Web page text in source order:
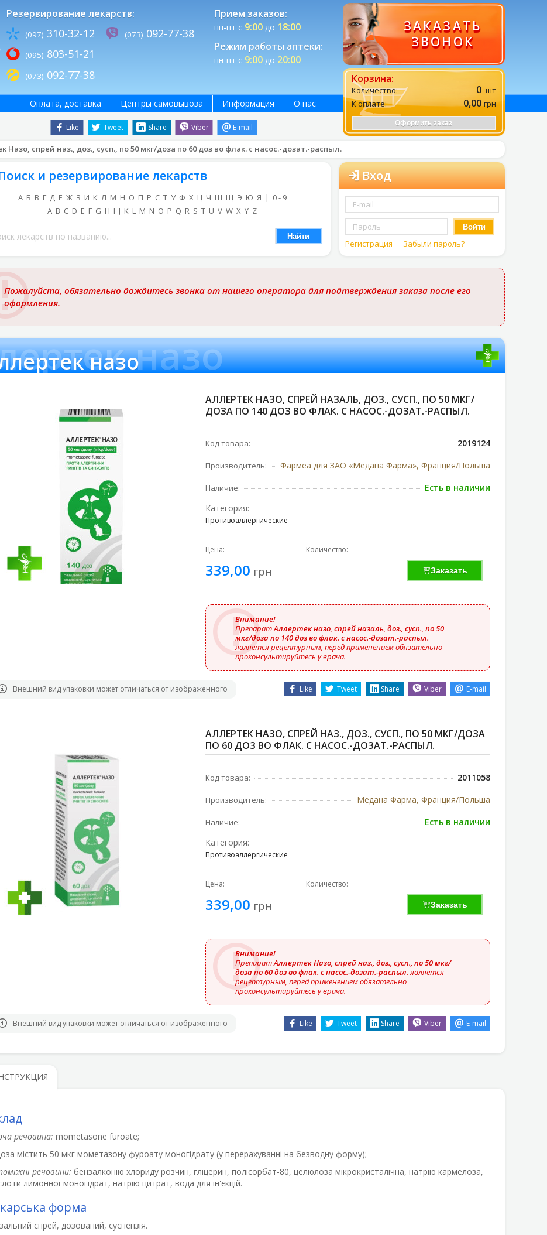
Резервирование лекарств:
(097) 310-32-12
(095) 803-51-21
(073) 092-77-38
(073) 092-77-38
Прием заказов:
пн-пт с 9:00до 18:00
Режим работы аптеки:
пн-пт с 9:00до 20:00
ЗАКАЗАТЬ
ЗВОНОК
Корзина:
Количество: 0 шт
К оплате:
0,00 грн
Оформить заказ
Like Tweet Share Viber E-mail
Оплата, доставка Центры самовывоза Информация О нас
Назо, спрей наз., доз., сусп., по 50 мкг/доза по 60 доз во флак. с насос.-дозат.-распыл.
и резервирование лекарств
А Б В Г Д Е Ж З И К Л М Н О П Р С Т У Ф Х Ц Ч Ш Щ Э Ю Я | 0 - 9
A B C D E F G H I J K L M N O P Q R S T U V W X Y Z
Найти
Вход
Войти
Регистрация Забыли пароль?
Пожалуйста, обязательно дождитесь звонка от нашего оператора для подтверждения заказа после его
оформления.
назо
назо
АЛЛЕРТЕК НАЗО, СПРЕЙ НАЗАЛЬ, ДОЗ., СУСП., ПО 50 МКГ/
ДОЗА ПО 140 ДОЗ ВО ФЛАК. С НАСОС.-ДОЗАТ.-РАСПЫЛ.
Код товара: 2019124
Производитель: Фармеа для ЗАО «Медана Фарма», Франция/Польша
Наличие:
Есть в наличии
Категория:
Противоаллергические
Цена:
339,00 грн
Количество:
Заказать
Внимание!
ПрепаратАллертек назо, спрей назаль, доз., сусп., по 50
мкг/доза по 140 доз во флак. с насос.-дозат.-распыл.
является рецептурным, перед применением обязательно
проконсультируйтесь у врача.
Внешний вид упаковки может отличаться от изображенного Like Tweet Share Viber E-mail
АЛЛЕРТЕК НАЗО, СПРЕЙ НАЗ., ДОЗ., СУСП., ПО 50 МКГ/ДОЗА
ПО 60 ДОЗ ВО ФЛАК. С НАСОС.-ДОЗАТ.-РАСПЫЛ.
Код товара: 2011058
Производитель: Медана Фарма, Франция/Польша
Наличие:
Есть в наличии
Категория:
Противоаллергические
Цена:
339,00 грн
Количество:
Заказать
Внимание!
ПрепаратАллертек Назо, спрей наз., доз., сусп., по 50 мкг/
доза по 60 доз во флак. с насос.-дозат.-распыл.является
рецептурным, перед применением обязательно
проконсультируйтесь у врача.
Внешний вид упаковки может отличаться от изображенного Like Tweet Share Viber E-mail
речовина: mometasone furoate;
містить 50 мкг мометазону фуроату моногідрату (у перерахуванні на безводну форму);
речовини: бензалконію хлориду розчин, гліцерин, полісорбат-80, целюлоза мікрокристалічна, натрію кармелоза,
лимонної моногідрат, натрію цитрат, вода для ін'єкцій.
форма
спрей, дозований, суспензія.